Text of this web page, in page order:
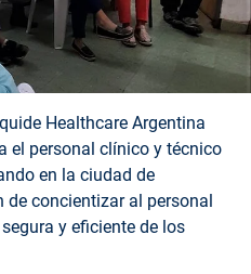
Healthcare Argentina
el personal clínico y técnico
en la ciudad de
de concientizar al personal
y eficiente de los